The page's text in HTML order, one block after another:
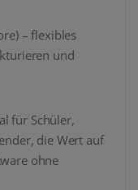
– flexibles
und
für Schüler,
die Wert auf
ohne